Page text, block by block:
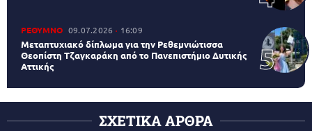
ΡΕΘΥΜΝΟ 09.07.2026 16:09
Μεταπτυχιακό δίπλωμα για την Ρεθεμνιώτισσα
Θεοπίστη Τζαγκαράκη από το Πανεπιστήμιο Δυτικής
Αττικής
ΣΧΕΤΙΚΑ ΑΡΘΡΑ